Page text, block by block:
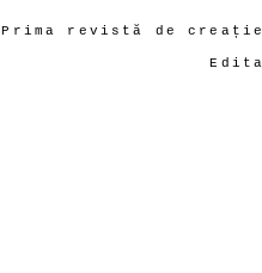
Prima revistă de